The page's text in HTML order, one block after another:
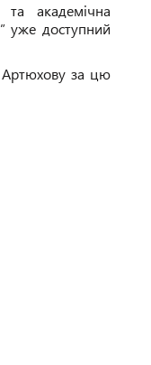
та академічна
уже доступний
за цю